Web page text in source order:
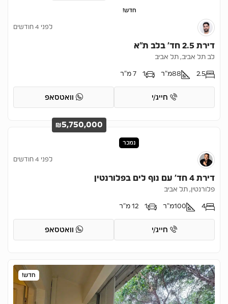
חדש!
לפני 4 חודשים
דירת 2.5 חד’ בלב ת”א
לב תל אביב, תל אביב
2.5
88מ"ר 1 7 מ"ר
חייג/י וואטסאפ
נמכר
₪5,750,000
לפני 4 חודשים
דירת 4 חד’ עם נוף לים בפלורנטין
פלורנטין, תל אביב
4
100מ"ר 1 12 מ"ר
חייג/י וואטסאפ
חדש!